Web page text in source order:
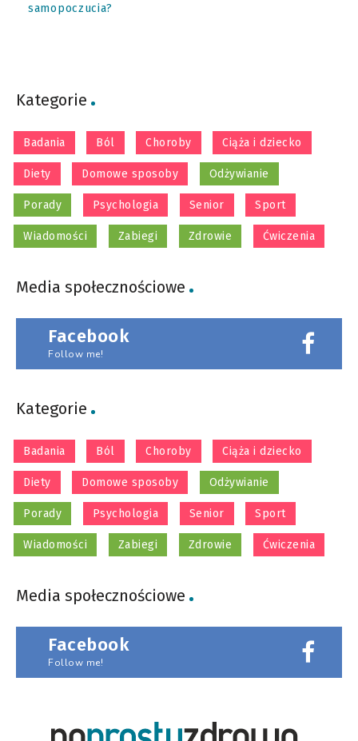
samopoczucia?
Kategorie
Badania Ból Choroby Ciąża i dziecko
Diety Domowe sposoby Odżywianie
Porady Psychologia Senior Sport
Wiadomości Zabiegi Zdrowie Ćwiczenia
Media społecznościowe
Facebook
Follow me!
Kategorie
Badania Ból Choroby Ciąża i dziecko
Diety Domowe sposoby Odżywianie
Porady Psychologia Senior Sport
Wiadomości Zabiegi Zdrowie Ćwiczenia
Media społecznościowe
Facebook
Follow me!